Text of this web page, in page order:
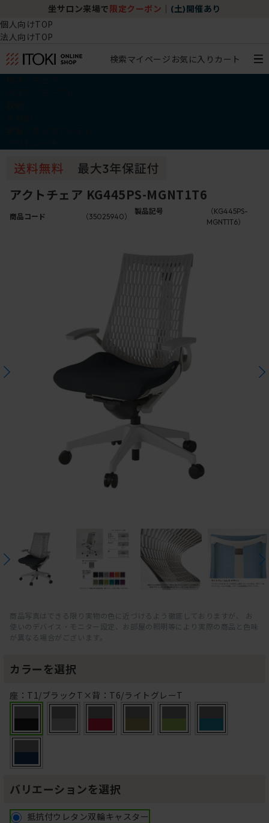
チェア体験ショールーム｜ZA SALON TOKYO
個人向けTOP
法人向けTOP
検索マイページ お気に入り カート
アクトチェア KG445PS-MGNT1T6
商品コード （35025940）
製品記号
（KG445PS-
MGNT1T6）
商品写真はできる限り実物の色に近づけるよう徹底しておりますが、 お
使いのデバイス・モニター設定、お部屋の照明等により実際の商品と色味
が異なる場合がございます。
カラーを選択
座：T1/ブラックT×背：T6/ライトグレーT
バリエーションを選択
抵抗付ウレタン双輪キャスター